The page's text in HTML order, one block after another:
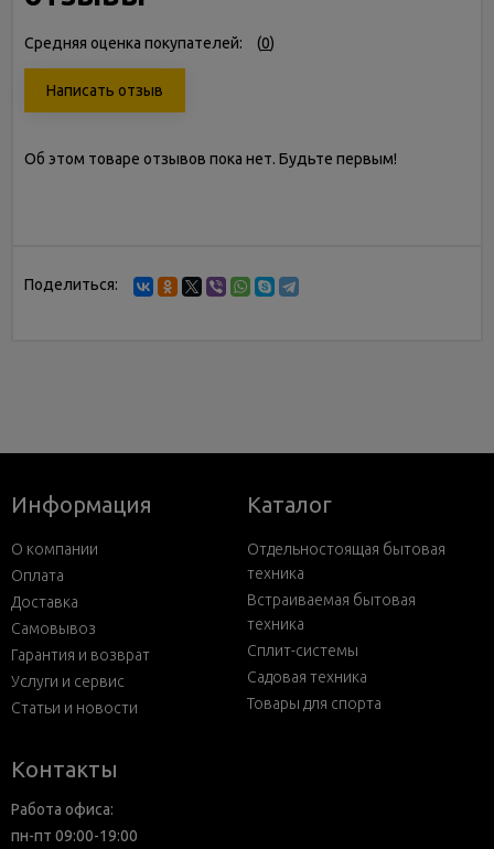
Средняя оценка покупателей: (0)
Написать отзыв
Об этом товаре отзывов пока нет. Будьте первым!
Поделиться:
Информация
О компании
Оплата
Доставка
Самовывоз
Гарантия и возврат
Услуги и сервис
Статьи и новости
Каталог
Отдельностоящая бытовая
техника
Встраиваемая бытовая
техника
Сплит-системы
Садовая техника
Товары для спорта
Контакты
Работа офиса:
пн-пт 09:00-19:00